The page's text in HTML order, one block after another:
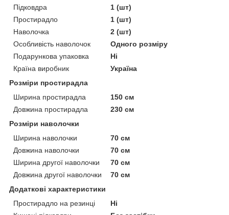
Підковдра
1 (шт)
Простирадло
1 (шт)
Наволочка
2 (шт)
Особливість наволочок
Одного розміру
Подарункова упаковка
Ні
Країна виробник
Україна
Розміри простирадла
Ширина простирадла
150 см
Довжина простирадла
230 см
Розміри наволочки
Ширина наволочки
70 см
Довжина наволочки
70 см
Ширина другої наволочки
70 см
Довжина другої наволочки
70 см
Додаткові характеристики
Простирадло на резинці
Ні